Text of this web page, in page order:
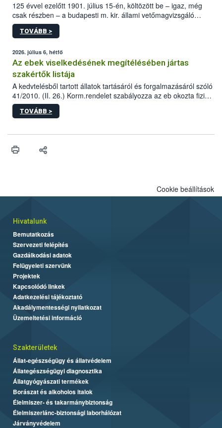
125 évvel ezelőtt 1901. július 15-én, költözött be – igaz, még
csak részben – a budapesti m. kir. állami vetőmagvizsgáló
állomás a Kis Rókus utca 15. szám alatti, Czigler Győző által
tervezett új épületébe.
TOVÁBB >
2026. július 6, hétfő
Az ebek viselkedésének megítélésében jártas
szakértők listája
A kedvtelésből tartott állatok tartásáról és forgalmazásáról szóló
41/2010. (II. 26.) Korm.rendelet szabályozza az eb okozta fizikai
sérülés, illetve ennek veszélye keletkezésekor felmerülő
hatósági feladatokat, valamint a veszélyes eb tartását és annak
vonni az ebek viselkedésének megítélésében jártas szakértőt.
TOVÁBB >
Cookie beállítások
Hivatalunk
Bemutatkozás
Szervezeti felépítés
Gazdálkodási adatok
Felügyeleti szervünk
Projektek
Kapcsolódó linkek
Adatkezelési tájékoztató
Akadálymentességi nyilatkozat
Üzemeltetési információ
Szakterületek
Állat-egészségügy és állatvédelem
Állategészségügyi diagnosztika
Állatgyógyászati termékek
Borászat és alkoholos italok
Élelmiszer- és takarmánybiztonság
Élelmiszerlánc-biztonsági laborhálózat
Járványvédelem